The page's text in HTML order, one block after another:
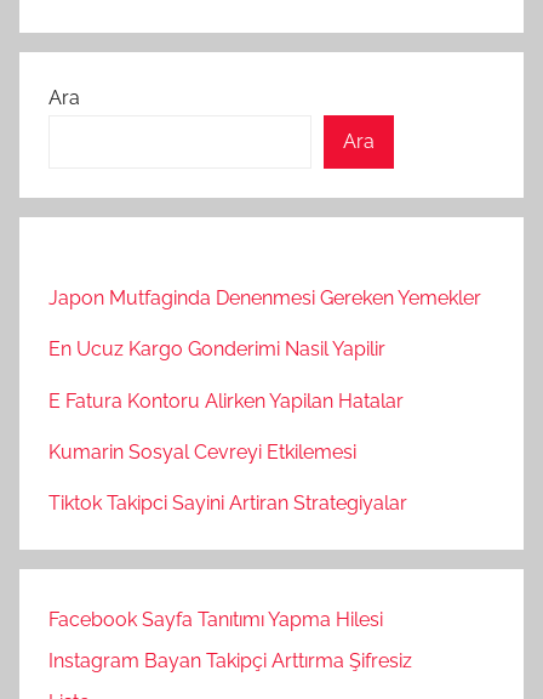
Ara
Ara
Japon Mutfaginda Denenmesi Gereken Yemekler
En Ucuz Kargo Gonderimi Nasil Yapilir
E Fatura Kontoru Alirken Yapilan Hatalar
Kumarin Sosyal Cevreyi Etkilemesi
Tiktok Takipci Sayini Artiran Strategiyalar
Facebook Sayfa Tanıtımı Yapma Hilesi
Instagram Bayan Takipçi Arttırma Şifresiz